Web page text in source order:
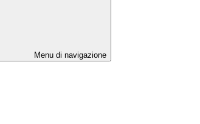
Menu di navigazione